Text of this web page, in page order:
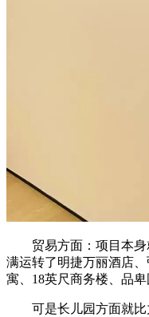
贸易方面：项目本身
满运转了明捷万丽酒店
寓、18英尺商务楼、品
可是长儿园方面就比